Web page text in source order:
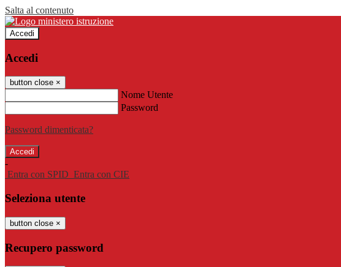
Salta al contenuto
Accedi
Accedi
button close ×
Nome Utente
Password
Password dimenticata?
-
Entra con SPID Entra con CIE
Seleziona utente
button close ×
Recupero password